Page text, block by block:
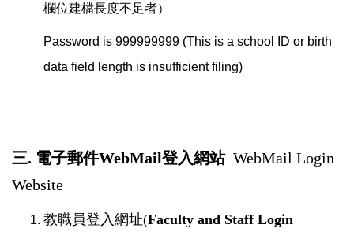
欄位建檔長度不足者）
Password is 999999999 (This is a school ID or birth
data field length is insufficient filing)
三. 電子郵件WebMail登入網站 WebMail Login
Website
教職員登入網址(Faculty and Staff Login